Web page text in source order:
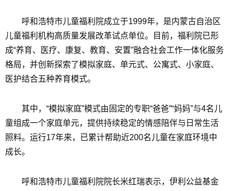
呼和浩特市儿童福利院成立于1999年，是内蒙古自治区
儿童福利机构高质量发展改革试点单位。目前，福利院已形
成“养育、医疗、康复、教育、安置”融合社会工作一体化服务
格局，并创新探索了模拟家庭、单元式、公寓式、小家庭、
医护结合五种养育模式。
其中，“模拟家庭”模式由固定的专职“爸爸”“妈妈”与4名儿
童组成一个家庭单元，提供持续稳定的情感陪伴与日常生活
照料。运行17年来，已累计帮助近200名儿童在家庭环境中
成长。
呼和浩特市儿童福利院院长米红瑞表示，伊利公益基金